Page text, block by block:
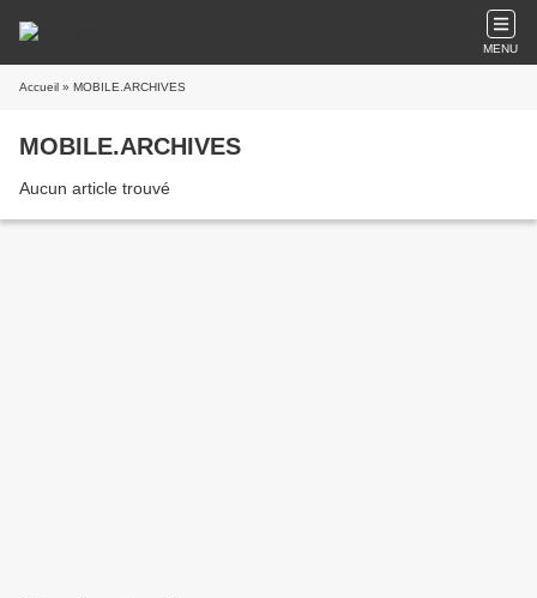
MENU
Accueil » MOBILE.ARCHIVES
MOBILE.ARCHIVES
Aucun article trouvé